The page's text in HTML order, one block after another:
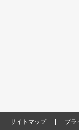
サイトマップ プラ